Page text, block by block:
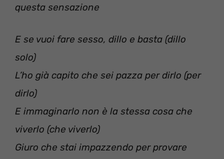
questa sensazione
E se vuoi fare sesso, dillo e basta (dillo
solo)
L’ho già capito che sei pazza per dirlo (per
dirlo)
E immaginarlo non è la stessa cosa che
viverlo (che viverlo)
Giuro che stai impazzendo per provare